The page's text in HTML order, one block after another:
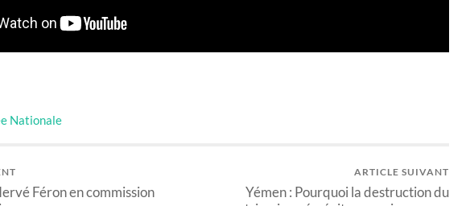
Nationale
Féron en commission
ARTICLE SUIVANT
Yémen : Pourquoi la destruction du